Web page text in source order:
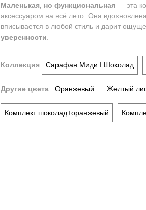
Маленькая, но функциональная — эта
аксессуаром на всё лето. Она
вписывается в любой стиль и дарит
уверенности.
Коллекция Сарафан Миди I Шоколад
Другие цвета Оранжевый Желтый
Комплект шоколад+оранжевый